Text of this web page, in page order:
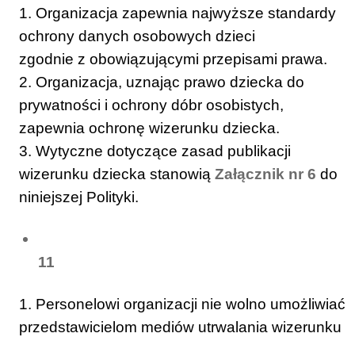
1. Organizacja zapewnia najwyższe standardy
ochrony danych osobowych dzieci
zgodnie z obowiązującymi przepisami prawa.
2. Organizacja, uznając prawo dziecka do
prywatności i ochrony dóbr osobistych,
zapewnia ochronę wizerunku dziecka.
3. Wytyczne dotyczące zasad publikacji
wizerunku dziecka stanowią Załącznik nr 6 do
niniejszej Polityki.
11
1. Personelowi organizacji nie wolno umożliwiać
przedstawicielom mediów utrwalania wizerunku